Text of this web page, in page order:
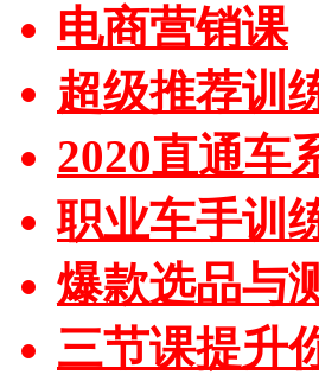
电商营销课
超级推荐训
2020直通车
职业车手训
爆款选品与
三节课提升